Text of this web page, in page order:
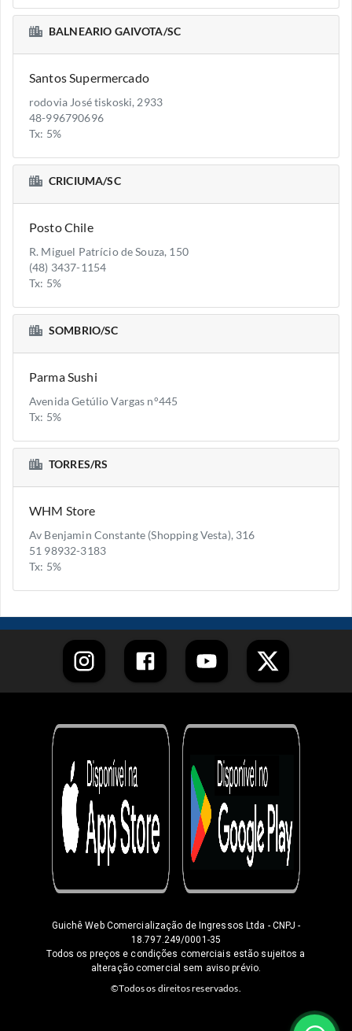
BALNEARIO GAIVOTA/SC
Santos Supermercado
rodovia José tiskoski, 2933
48-996790696
Tx: 5%
CRICIUMA/SC
Posto Chile
R. Miguel Patrício de Souza, 150
(48) 3437-1154
Tx: 5%
SOMBRIO/SC
Parma Sushi
Avenida Getúlio Vargas n°445
Tx: 5%
TORRES/RS
WHM Store
Av Benjamin Constante (Shopping Vesta), 316
51 98932-3183
Tx: 5%
Guichê Web Comercialização de Ingressos Ltda - CNPJ -
18.797.249/0001-35
Todos os preços e condições comerciais estão sujeitos a
alteração comercial sem aviso prévio.
©Todos os direitos reservados.